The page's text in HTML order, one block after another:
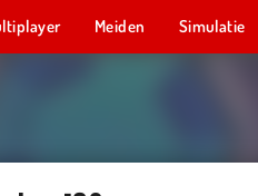
Meiden Simulatie